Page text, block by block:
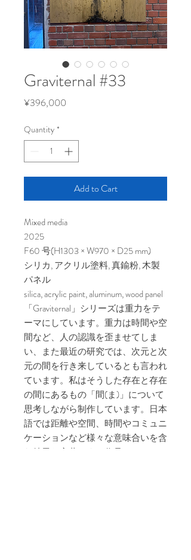
Graviternal #33
¥396,000
Quantity *
Add to Cart
Mixed media
2025
F60 号(H1303 × W970 × D25 mm)
シリカ, アクリル塗料, 真鍮粉, 木製
パネル
silica, acrylic paint, aluminum, wood panel
「Graviternal」シリーズは重力をテ
ーマにしています。重力は時間や空
間など、人の認識を歪ませてしま
い、また最近の研究では、次元と次
元の間を行き来しているとも言われ
ています。私はそうした存在と存在
の間にあるもの「間(ま)」について
思考しながら制作しています。日本
語では距離や空間、時間やコミュニ
ケーションなど様々な意味合いを含
む特異な言葉です。作品はパネルに